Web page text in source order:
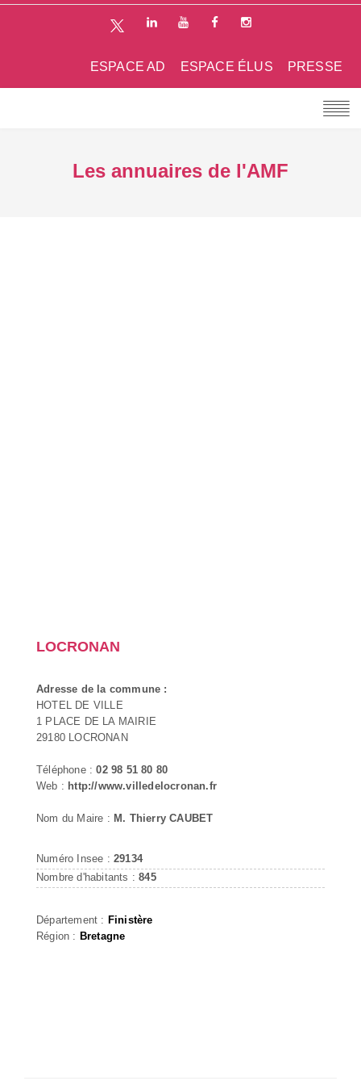
PRESSE
ESPACE ÉLUS
ESPACE AD
Les annuaires de l'AMF
LOCRONAN
Adresse de la commune :
HOTEL DE VILLE
1 PLACE DE LA MAIRIE
29180 LOCRONAN
Téléphone :02 98 51 80 80
Web : http://www.villedelocronan.fr
Nom du Maire : M. Thierry CAUBET
Numéro Insee : 29134
Nombre d'habitants :845
Département : Finistère
Région : Bretagne